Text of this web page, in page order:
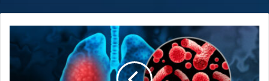
y
respiratorios